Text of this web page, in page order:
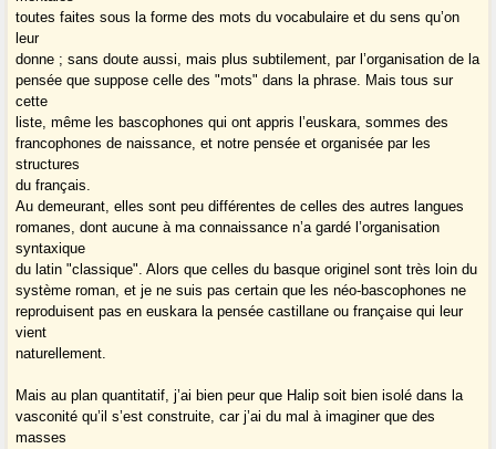
toutes faites sous la forme des mots du vocabulaire et du sens qu’on
leur
donne ; sans doute aussi, mais plus subtilement, par l’organisation de la
pensée que suppose celle des "mots" dans la phrase. Mais tous sur
cette
liste, même les bascophones qui ont appris l’euskara, sommes des
francophones de naissance, et notre pensée et organisée par les
structures
du français.
Au demeurant, elles sont peu différentes de celles des autres langues
romanes, dont aucune à ma connaissance n’a gardé l’organisation
syntaxique
du latin "classique". Alors que celles du basque originel sont très loin du
système roman, et je ne suis pas certain que les néo-bascophones ne
reproduisent pas en euskara la pensée castillane ou française qui leur
vient
naturellement.
Mais au plan quantitatif, j’ai bien peur que Halip soit bien isolé dans la
vasconité qu’il s’est construite, car j’ai du mal à imaginer que des
masses